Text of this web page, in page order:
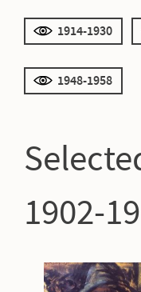
1914-1930
1948-1958
1902-